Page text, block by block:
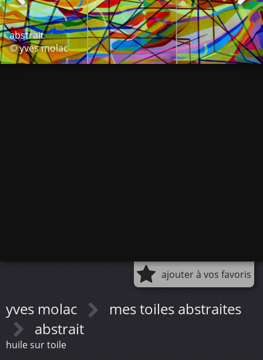
abstrait
© yves molac
ajouter à vos favoris
yves molac
mes toiles abstraites
abstrait
huile sur toile